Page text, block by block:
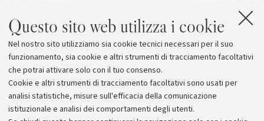
Questo sito web utilizza i cookie
Nel nostro sito utilizziamo sia cookie tecnici necessari per il suo
funzionamento, sia cookie e altri strumenti di tracciamento facoltativi
che potrai attivare solo con il tuo consenso.
Cookie e altri strumenti di tracciamento facoltativi sono usati per
analisi statistiche, misure sull'efficacia della comunicazione
istituzionale e analisi dei comportamenti degli utenti.
dell’attenzione. Il dibattito, inoltre, abbraccerà anche
aspetti legali e di natura socio-sanitaria connessi
all’idoneità alla guida per chi è affetto di questa rara
patologia.